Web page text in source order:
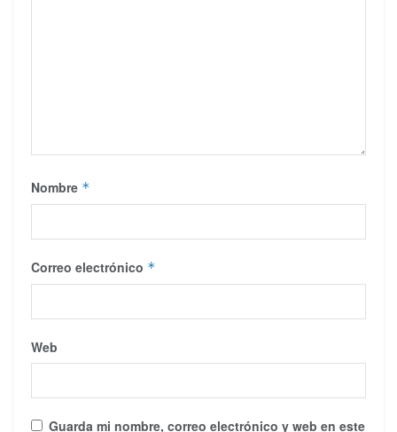
Nombre *
Correo electrónico *
Web
Guarda mi nombre, correo electrónico y web en este